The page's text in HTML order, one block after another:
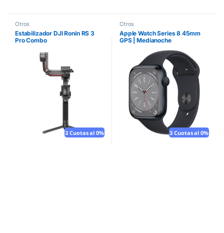
Otros
Estabilizador DJI Ronin RS 3
Pro Combo
3 Cuotas al 0%
Otros
Apple Watch Series 8 45mm
GPS | Medianoche
3 Cuotas al 0%